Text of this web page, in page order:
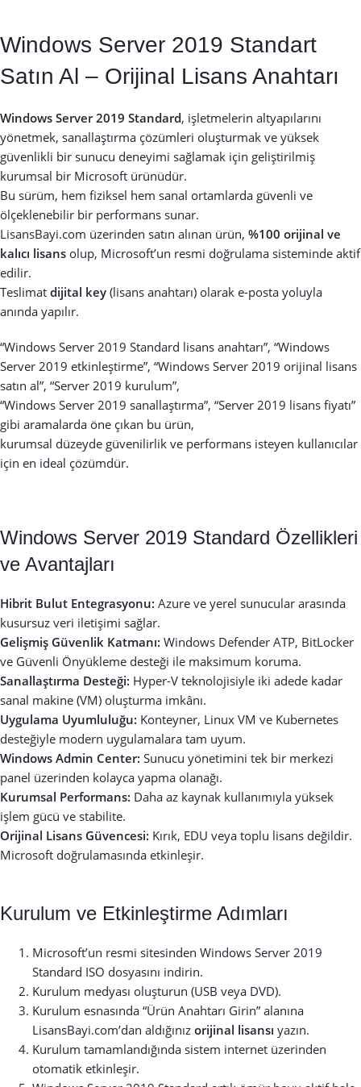
Windows Server 2019 Standart
Satın Al – Orijinal Lisans Anahtarı
Windows Server 2019 Standard, işletmelerin altyapılarını
yönetmek, sanallaştırma çözümleri oluşturmak ve yüksek
güvenlikli bir sunucu deneyimi sağlamak için geliştirilmiş
kurumsal bir Microsoft ürünüdür.
Bu sürüm, hem fiziksel hem sanal ortamlarda güvenli ve
ölçeklenebilir bir performans sunar.
LisansBayi.com üzerinden satın alınan ürün, %100 orijinal ve
kalıcı lisans olup, Microsoft’un resmi doğrulama sisteminde aktif
edilir.
Teslimat dijital key (lisans anahtarı) olarak e-posta yoluyla
anında yapılır.
“Windows Server 2019 Standard lisans anahtarı”, “Windows
Server 2019 etkinleştirme”, “Windows Server 2019 orijinal lisans
satın al”, “Server 2019 kurulum”,
“Windows Server 2019 sanallaştırma”, “Server 2019 lisans fiyatı”
gibi aramalarda öne çıkan bu ürün,
kurumsal düzeyde güvenilirlik ve performans isteyen kullanıcılar
için en ideal çözümdür.
Windows Server 2019 Standard Özellikleri
ve Avantajları
Hibrit Bulut Entegrasyonu: Azure ve yerel sunucular arasında
kusursuz veri iletişimi sağlar.
Gelişmiş Güvenlik Katmanı: Windows Defender ATP, BitLocker
ve Güvenli Önyükleme desteği ile maksimum koruma.
Sanallaştırma Desteği: Hyper-V teknolojisiyle iki adede kadar
sanal makine (VM) oluşturma imkânı.
Uygulama Uyumluluğu: Konteyner, Linux VM ve Kubernetes
desteğiyle modern uygulamalara tam uyum.
Windows Admin Center: Sunucu yönetimini tek bir merkezi
panel üzerinden kolayca yapma olanağı.
Kurumsal Performans: Daha az kaynak kullanımıyla yüksek
işlem gücü ve stabilite.
Orijinal Lisans Güvencesi: Kırık, EDU veya toplu lisans değildir.
Microsoft doğrulamasında etkinleşir.
Kurulum ve Etkinleştirme Adımları
Microsoft’un resmi sitesinden Windows Server 2019
Standard ISO dosyasını indirin.
Kurulum medyası oluşturun (USB veya DVD).
Kurulum esnasında “Ürün Anahtarı Girin” alanına
LisansBayi.com’dan aldığınız orijinal lisansı yazın.
Kurulum tamamlandığında sistem internet üzerinden
otomatik etkinleşir.